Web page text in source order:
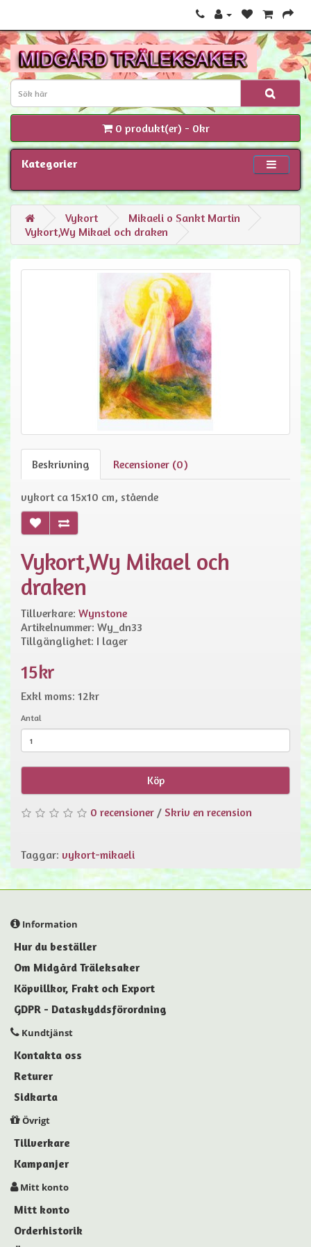
0 produkt(er) - 0kr
Kategorier
Vykort
Mikaeli o Sankt Martin
Vykort,Wy Mikael och draken
Beskrivning Recensioner (0)
vykort ca 15x10 cm, stående
Vykort,Wy Mikael och
draken
Tillverkare: Wynstone
Artikelnummer: Wy_dn33
Tillgänglighet: I lager
15kr
Exkl moms: 12kr
Antal
Köp
0 recensioner / Skriv en recension
Taggar: vykort-mikaeli
Information
Hur du beställer
Om Midgård Träleksaker
Köpvillkor, Frakt och Export
GDPR - Dataskyddsförordning
Kundtjänst
Kontakta oss
Returer
Sidkarta
Övrigt
Tillverkare
Kampanjer
Mitt konto
Mitt konto
Orderhistorik